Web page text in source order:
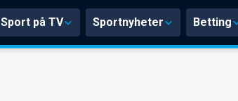
Sport på TV Sportnyheter Betting